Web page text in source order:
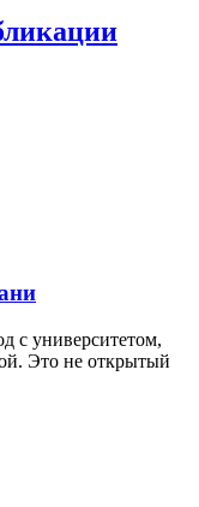
с университетом,
Это не открытый